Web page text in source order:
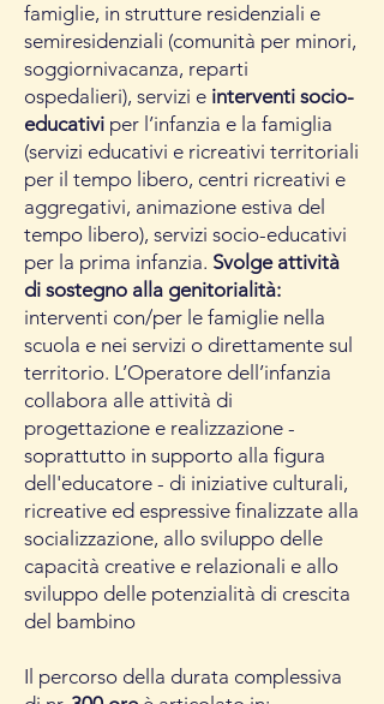
famiglie, in strutture residenziali e
semiresidenziali (comunità per minori,
soggiornivacanza, reparti
ospedalieri), servizi e interventi socio-
educativi per l’infanzia e la famiglia
(servizi educativi e ricreativi territoriali
per il tempo libero, centri ricreativi e
aggregativi, animazione estiva del
tempo libero), servizi socio-educativi
per la prima infanzia. Svolge attività
di sostegno alla genitorialità:
interventi con/per le famiglie nella
scuola e nei servizi o direttamente sul
territorio. L’Operatore dell’infanzia
collabora alle attività di
progettazione e realizzazione -
soprattutto in supporto alla figura
dell'educatore - di iniziative culturali,
ricreative ed espressive finalizzate alla
socializzazione, allo sviluppo delle
capacità creative e relazionali e allo
sviluppo delle potenzialità di crescita
del bambino
Il percorso della durata complessiva